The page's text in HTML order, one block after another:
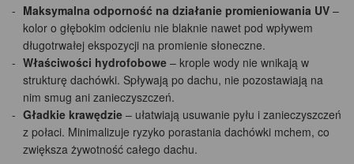
Maksymalna odporność na działanie promieniowania UV –
kolor o głębokim odcieniu nie blaknie nawet pod wpływem
długotrwałej ekspozycji na promienie słoneczne.
Właściwości hydrofobowe – krople wody nie wnikają w
strukturę dachówki. Spływają po dachu, nie pozostawiają na
nim smug ani zanieczyszczeń.
Gładkie krawędzie – ułatwiają usuwanie pyłu i zanieczyszczeń
z połaci. Minimalizuje ryzyko porastania dachówki mchem, co
zwiększa żywotność całego dachu.